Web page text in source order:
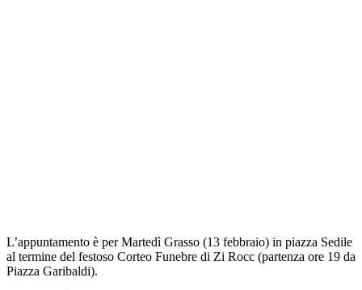
L’appuntamento è per Martedì Grasso (13 febbraio) in piazza Sedile
al termine del festoso Corteo Funebre di Zi Rocc (partenza ore 19 da
Piazza Garibaldi).